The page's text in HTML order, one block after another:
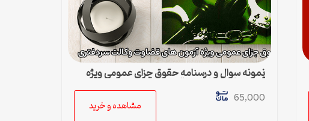
نمونه سوال و درسنامه حقوق جزای عمومی ویژه
آزمون های قضاوت وکالت سردفتری
65,000
مشاهده و خرید